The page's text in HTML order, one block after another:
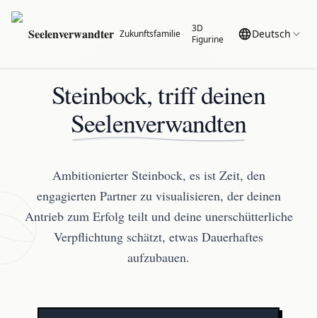
Seelenverwandter Zukunftsfamilie
3D
Figurine
Deutsch
Steinbock, triff deinen
Seelenverwandten
Ambitionierter Steinbock, es ist Zeit, den
engagierten Partner zu visualisieren, der deinen
Antrieb zum Erfolg teilt und deine unerschütterliche
Verpflichtung schätzt, etwas Dauerhaftes
aufzubauen.